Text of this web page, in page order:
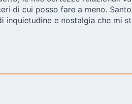
di cui posso fare a meno.
e nostalgia che mi